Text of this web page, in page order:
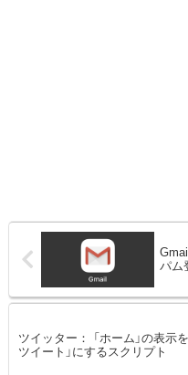
パム
ツイッター： 「ホーム」の表示
ツイート」にするスクリプト